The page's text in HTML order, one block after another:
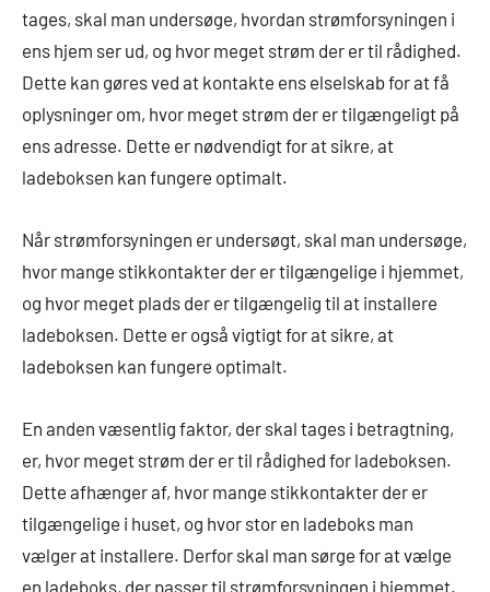
tages, skal man undersøge, hvordan strømforsyningen i
ens hjem ser ud, og hvor meget strøm der er til rådighed.
Dette kan gøres ved at kontakte ens elselskab for at få
oplysninger om, hvor meget strøm der er tilgængeligt på
ens adresse. Dette er nødvendigt for at sikre, at
ladeboksen kan fungere optimalt.
Når strømforsyningen er undersøgt, skal man undersøge,
hvor mange stikkontakter der er tilgængelige i hjemmet,
og hvor meget plads der er tilgængelig til at installere
ladeboksen. Dette er også vigtigt for at sikre, at
ladeboksen kan fungere optimalt.
En anden væsentlig faktor, der skal tages i betragtning,
er, hvor meget strøm der er til rådighed for ladeboksen.
Dette afhænger af, hvor mange stikkontakter der er
tilgængelige i huset, og hvor stor en ladeboks man
vælger at installere. Derfor skal man sørge for at vælge
en ladeboks, der passer til strømforsyningen i hjemmet.